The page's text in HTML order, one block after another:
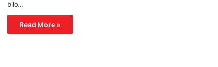
bilo…
Read More »